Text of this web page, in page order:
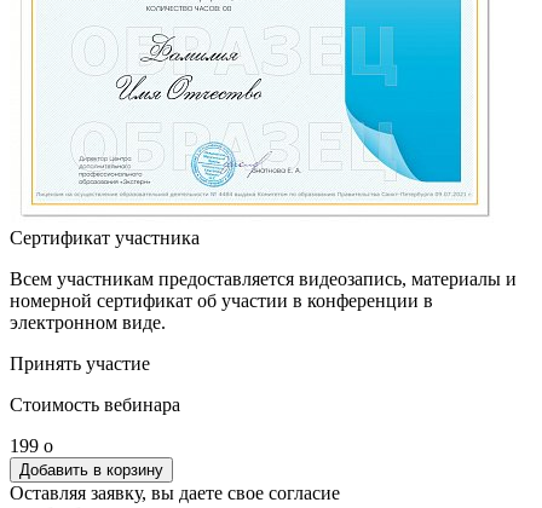
Сертификат участника
Всем участникам предоставляется видеозапись, материалы и
номерной сертификат об участии в конференции в
электронном виде.
Принять участие
Стоимость вебинара
199 o
Оставляя заявку, вы даете свое согласие